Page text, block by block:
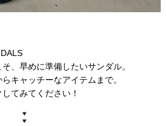
、早めに準備したいサンダル。
キャッチーなアイテムまで。
てみてください！